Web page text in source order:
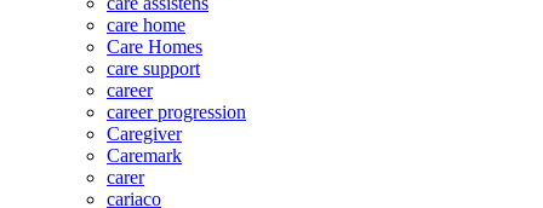
care home
Care Homes
care support
career
career progression
Caregiver
Caremark
carer
cariaco